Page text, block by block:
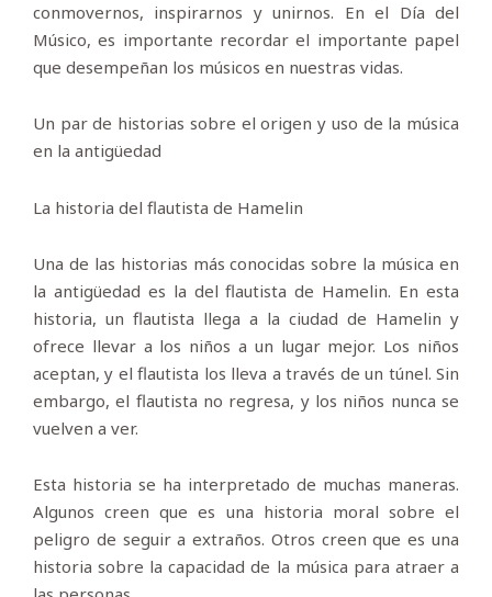
conmovernos, inspirarnos y unirnos. En el Día del
Músico, es importante recordar el importante papel
que desempeñan los músicos en nuestras vidas.
Un par de historias sobre el origen y uso de la música
en la antigüedad
La historia del flautista de Hamelin
Una de las historias más conocidas sobre la música en
la antigüedad es la del flautista de Hamelin. En esta
historia, un flautista llega a la ciudad de Hamelin y
ofrece llevar a los niños a un lugar mejor. Los niños
aceptan, y el flautista los lleva a través de un túnel. Sin
embargo, el flautista no regresa, y los niños nunca se
vuelven a ver.
Esta historia se ha interpretado de muchas maneras.
Algunos creen que es una historia moral sobre el
peligro de seguir a extraños. Otros creen que es una
historia sobre la capacidad de la música para atraer a